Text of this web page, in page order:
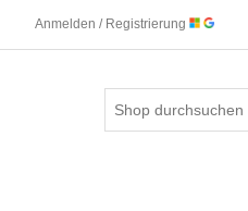
Anmelden / Registrierung